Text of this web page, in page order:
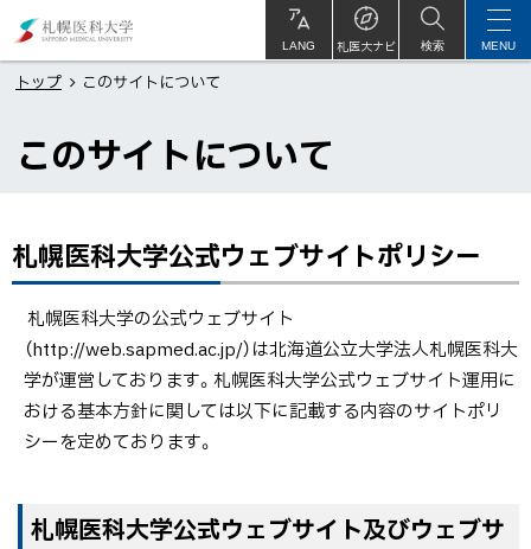
文
へ
へ
医
大
LANG 札医大ナビ
サ
イ
検索 MENU
トップ このサイトについて
このサイトについて
ペ
ー
内
目
次
札
医
札幌医科大学公式ウェブサイトポリシー
札幌医科大学の公式ウェブサイト
（http://web.sapmed.ac.jp/）は北海道公立大学法人札幌医科大
学が運営しております。札幌医科大学公式ウェブサイト運用に
おける基本方針に関しては以下に記載する内容のサイトポリ
シーを定めております。
ト
札幌医科大学公式ウェブサイト及びウェブサ